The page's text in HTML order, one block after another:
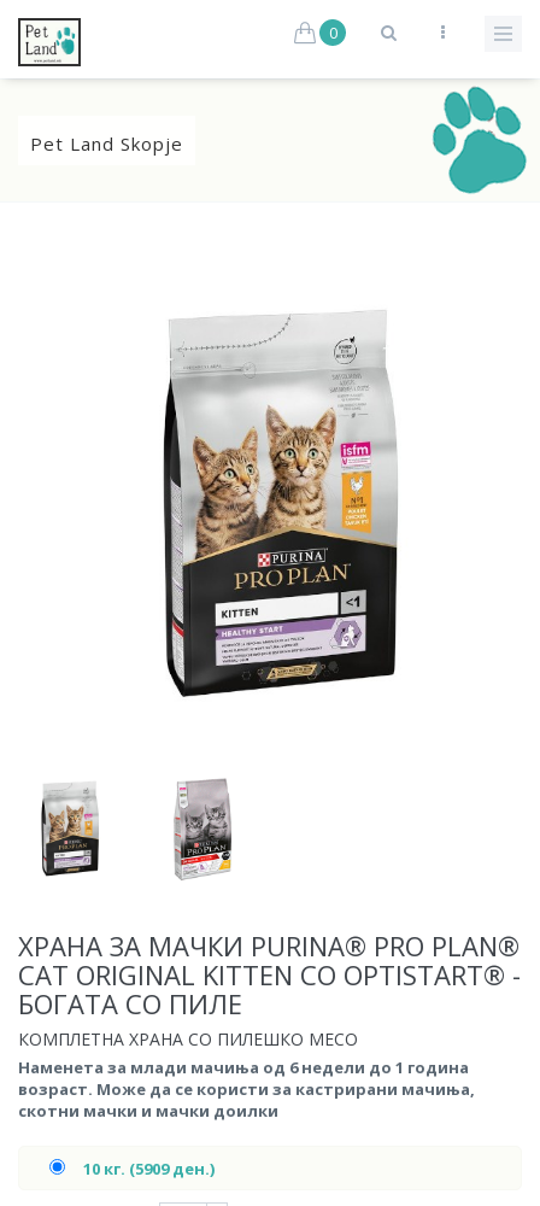
0
Pet Land Skopje
ХРАНА ЗА МАЧКИ PURINA® PRO PLAN®
CAT ORIGINAL KITTEN СО OPTISTART® -
БОГАТА СО ПИЛЕ
КОМПЛЕТНА ХРАНА СО ПИЛЕШКО МЕСО
Наменета за млади мачиња од 6 недели до 1 година
возраст. Може да се користи за кастрирани мачиња,
скотни мачки и мачки доилки
10 кг. (5909 ден.)